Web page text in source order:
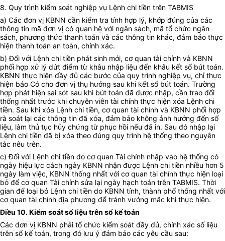
8. Quy trình kiểm soát nghiệp vụ Lệnh chi tiền trên TABMIS
a) Các đơn vị KBNN cần kiểm tra tính hợp lý, khớp đúng của các
thông tin mã đơn vị có quan hệ với ngân sách, mã tổ chức ngân
sách, phương thức thanh toán và các thông tin khác, đảm bảo thực
hiện thanh toán an toàn, chính xác.
b) Đối với Lệnh chi tiền phát sinh mới, cơ quan tài chính và KBNN
phối hợp xử lý dứt điểm từ khâu nhập liệu đến khâu kết sổ bút toán.
KBNN thực hiện đầy đủ các bước của quy trình nghiệp vụ, chỉ thực
hiện báo Có cho đơn vị thụ hưởng sau khi kết sổ bút toán. Trường
hợp phát hiện sai sót sau khi bút toán đã được nhập, cần trao đổi
thống nhất trước khi chuyên viên tài chính thực hiện xóa Lệnh chi
tiền. Sau khi xóa Lệnh chi tiền, cơ quan tài chính và KBNN phối hợp
rà soát lại các thông tin đã xóa, đảm bảo không ảnh hưởng đến số
liệu, làm thủ tục hủy chứng từ phục hồi nếu đã in. Sau đó nhập lại
Lệnh chi tiền đã bị xóa theo đúng quy trình hệ thống theo nguyên
tắc nêu trên.
c) Đối với Lệnh chi tiền do cơ quan Tài chính nhập vào hệ thống có
ngày hiệu lực cách ngày KBNN nhận được Lệnh chi tiền nhiều hơn 5
ngày làm việc, KBNN thống nhất với cơ quan tài chính thực hiện loại
bỏ để cơ quan Tài chính sửa lại ngày hạch toán trên TABMIS. Thời
gian để loại bỏ Lệnh chi tiền do KBNN tỉnh, thành phố thống nhất với
cơ quan tài chính địa phương để tránh vướng mắc khi thực hiện.
Điều 10. Kiểm soát số liệu trên sổ kế toán
Các đơn vị KBNN phải tổ chức kiểm soát đầy đủ, chính xác số liệu
trên sổ kế toán, trong đó lưu ý đảm bảo các yêu cầu sau: